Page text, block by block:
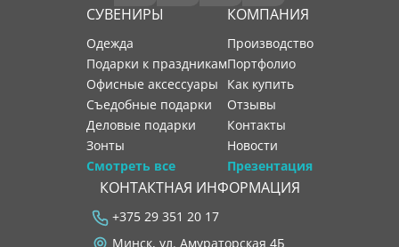
СУВЕНИРЫ
Одежда
Подарки к праздникам
Офисные аксессуары
Съедобные подарки
Деловые подарки
Зонты
Смотреть все
КОМПАНИЯ
производство
портфолио
как купить
отзывы
контакты
новости
Презентация
КОНТАКТНАЯ ИНФОРМАЦИЯ
+375 29 351 20 17
Минск, ул. Амураторская 4Б